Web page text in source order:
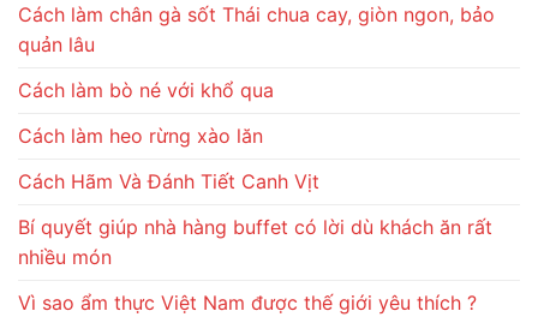
Cách làm chân gà sốt Thái chua cay, giòn ngon, bảo
quản lâu
Cách làm bò né với khổ qua
Cách làm heo rừng xào lăn
Cách Hãm Và Đánh Tiết Canh Vịt
Bí quyết giúp nhà hàng buffet có lời dù khách ăn rất
nhiều món
Vì sao ẩm thực Việt Nam được thế giới yêu thích ?